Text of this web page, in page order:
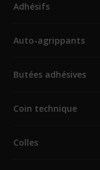
Adhésifs
Auto-agrippants
Butées adhésives
Coin technique
Colles